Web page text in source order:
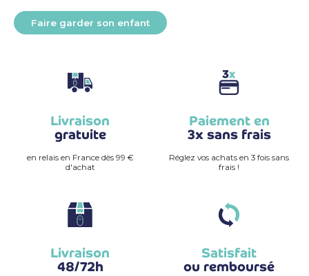
Faire garder son enfant
Livraison
gratuite
en relais en France dès 99 €
d'achat
Paiement en
3x sans frais
Réglez vos achats en 3 fois sans
frais !
Livraison
48/72h
Satisfait
ou remboursé